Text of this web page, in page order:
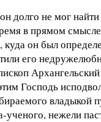
долго не мог
в прямом
он был
его
Господь
владыкой
ученого, нежели